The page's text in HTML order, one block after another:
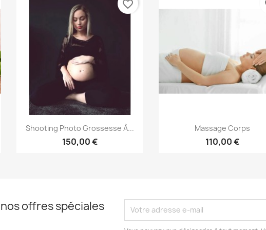
Aperçu rapide
Shooting Photo Grossesse À...
150,00 €
favorite_border
Aperçu rapide
Massage Corps
110,00 €
offres spéciales